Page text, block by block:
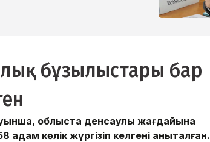
бұзылыстары бар
облыста денсаулық жағдайына
көлік жүргізіп келгені анықталған.